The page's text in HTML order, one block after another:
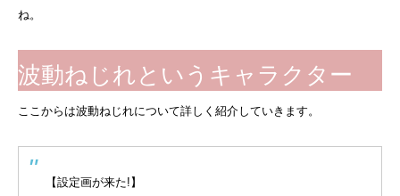
ね。
波動ねじれというキャラクター
ここからは波動ねじれについて詳しく紹介していきます。
【設定画が来た!】